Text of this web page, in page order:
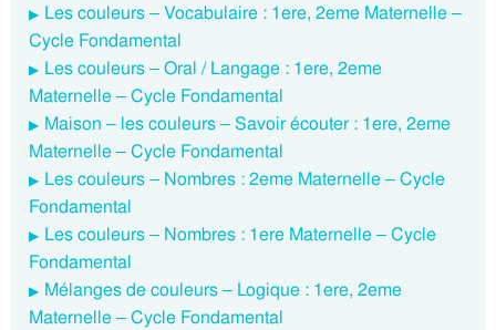
Les couleurs – Vocabulaire : 1ere, 2eme Maternelle –
Cycle Fondamental
Les couleurs – Oral / Langage : 1ere, 2eme
Maternelle – Cycle Fondamental
Maison – les couleurs – Savoir écouter : 1ere, 2eme
Maternelle – Cycle Fondamental
Les couleurs – Nombres : 2eme Maternelle – Cycle
Fondamental
Les couleurs – Nombres : 1ere Maternelle – Cycle
Fondamental
Mélanges de couleurs – Logique : 1ere, 2eme
Maternelle – Cycle Fondamental